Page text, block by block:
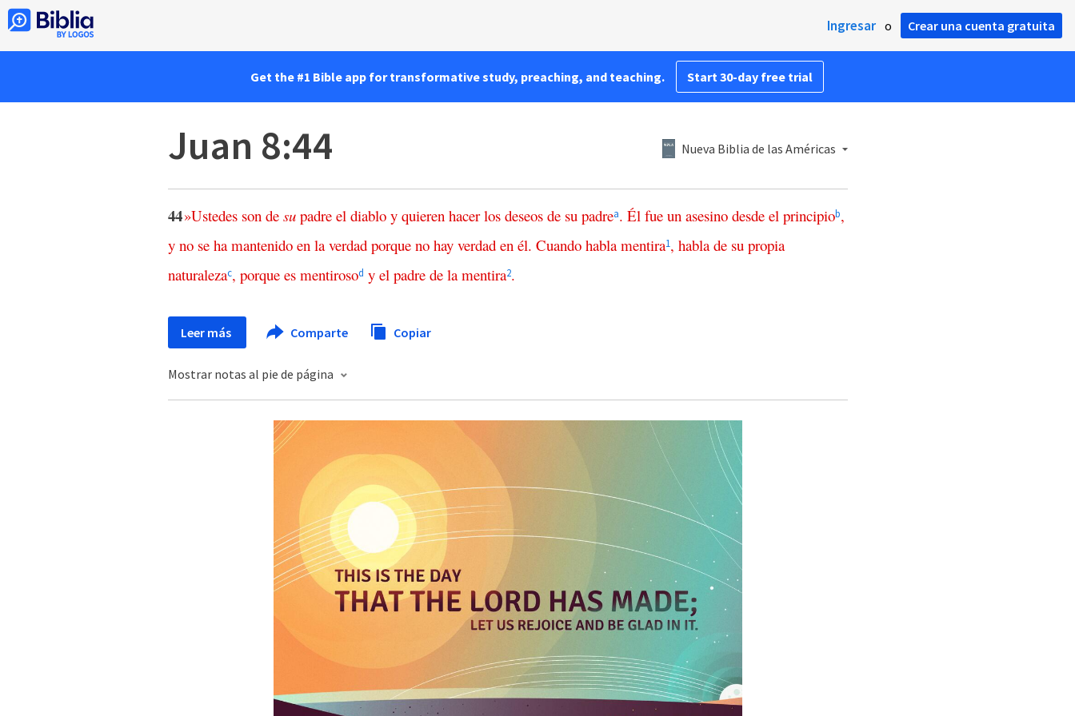
Ingresar o Crear una cuenta gratuita
Get the #1 Bible app for transformative study, preaching, and teaching. Start 30-day free trial
Juan 8:44 Nueva Biblia de las Américas
44»Ustedes son de su padre el diablo y quieren hacer los deseos de su padrea. Él fue un asesino desde el principiob,
y no se ha mantenido en la verdad porque no hay verdad en él. Cuando habla mentira1, habla de su propia
naturalezac, porque es mentirosod y el padre de la mentira2.
Leer más Comparte Copiar
Mostrar notas al pie de página